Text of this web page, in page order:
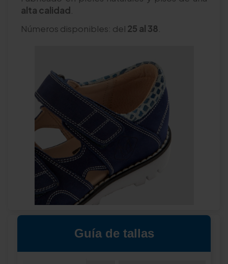
alta calidad
Números disponibles: del 25 al 38
Guía de tallas